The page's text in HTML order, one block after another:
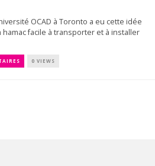
OCAD à Toronto a eu cette idée
facile à transporter et à installer
0 VIEWS